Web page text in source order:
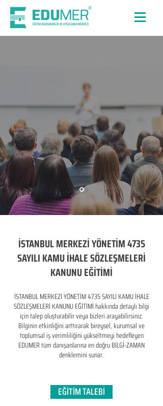
İSTANBUL MERKEZİ YÖNETİM 4735
SAYILI KAMU İHALE SÖZLEŞMELERİ
KANUNU EĞİTİMİ
İSTANBUL MERKEZİ YÖNETİM 4735 SAYILI KAMU İHALE
SÖZLEŞMELERİ KANUNU EĞİTİMİ hakkında detaylı bilgi
için talep oluşturabilir veya bizleri arayabilirsiniz.
Bilginin etkinliğini arttırarak bireysel, kurumsal ve
toplumsal iş verimliliğini yükseltmeyi hedefleyen​
EDUMER tüm danışanlarına en doğru BİLGİ-ZAMAN
denklemini sunar.
EĞİTİM TALEBİ